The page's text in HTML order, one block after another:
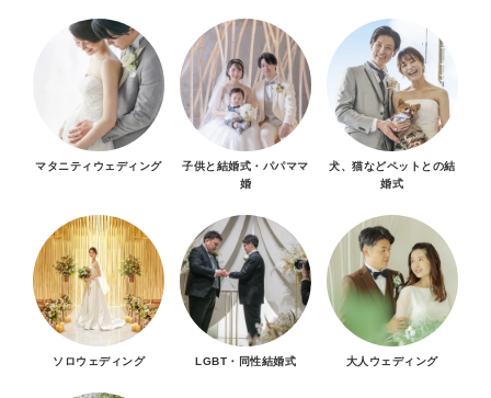
マタニティウェディング
子供と結婚式・パパママ
婚
犬、猫などペットとの結
婚式
ソロウェディング LGBT・同性結婚式 大人ウェディング